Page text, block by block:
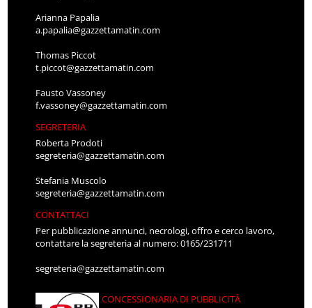
Arianna Papalia
a.papalia@gazzettamatin.com
Thomas Piccot
t.piccot@gazzettamatin.com
Fausto Vassoney
f.vassoney@gazzettamatin.com
SEGRETERIA
Roberta Prodoti
segreteria@gazzettamatin.com
Stefania Muscolo
segreteria@gazzettamatin.com
CONTATTACI
Per pubblicazione annunci, necrologi, offro e cerco lavoro,
contattare la segreteria al numero: 0165/231711
segreteria@gazzettamatin.com
CONCESSIONARIA DI PUBBLICITÀ